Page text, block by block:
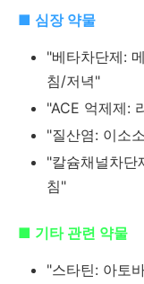
■ 심장 약물
"베타차단제:
침/저녁"
"ACE 억제제:
"질산염: 이소
"칼슘채널차단
침"
■ 기타 관련 약물
"스타틴: 아토